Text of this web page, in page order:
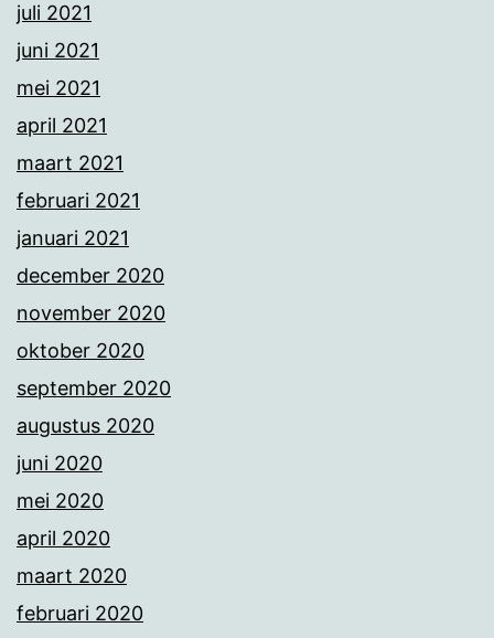
juli 2021
juni 2021
mei 2021
april 2021
maart 2021
februari 2021
januari 2021
december 2020
november 2020
oktober 2020
september 2020
augustus 2020
juni 2020
mei 2020
april 2020
maart 2020
februari 2020